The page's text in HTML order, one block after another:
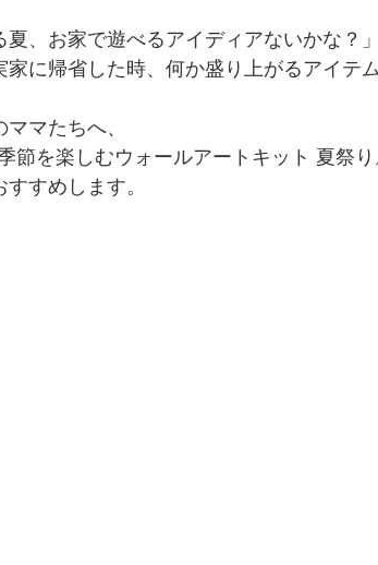
夏、お家で遊べるアイディアないかな？」
家に帰省した時、何か盛り上がるアイテ
マたちへ、
節を楽しむウォールアートキット 夏祭り
すめします。